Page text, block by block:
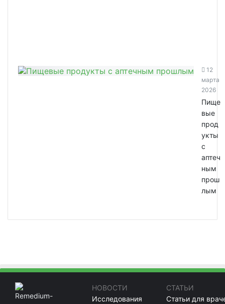
12
марта
2026
Пище
вые
прод
укты
с
аптеч
ным
прош
лым
НОВОСТИ
Исследования
СТАТЬИ
Статьи для